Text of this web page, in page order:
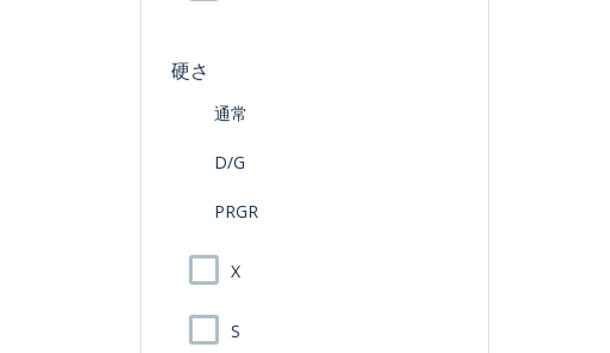
硬さ
通常
D/G
PRGR
X
S